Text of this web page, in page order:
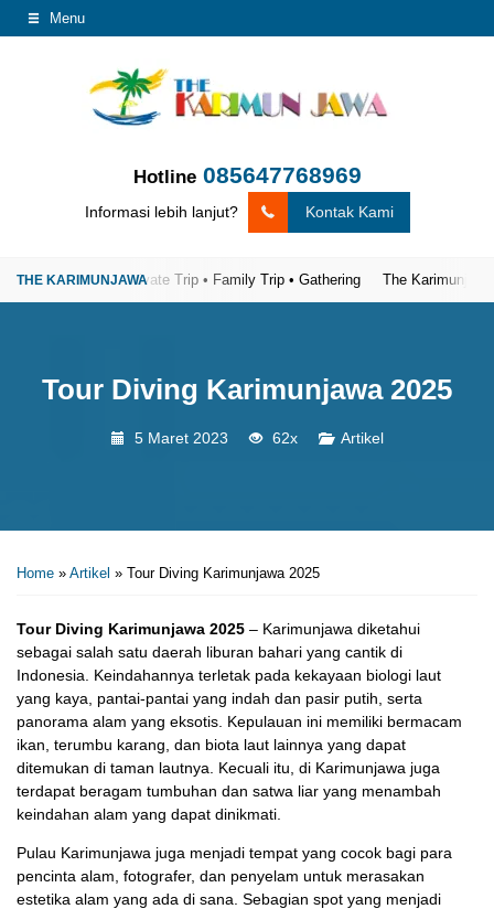
Menu
Hotline 085647768969
Informasi lebih lanjut? Kontak Kami
Open Trip • Private Trip • Family Trip • Gathering The Karimunjawa Tour
Tour Diving Karimunjawa 2025
5 Maret 2023 62x Artikel
Home » Artikel » Tour Diving Karimunjawa 2025
Tour Diving Karimunjawa 2025 – Karimunjawa diketahui
sebagai salah satu daerah liburan bahari yang cantik di
Indonesia. Keindahannya terletak pada kekayaan biologi laut
yang kaya, pantai-pantai yang indah dan pasir putih, serta
panorama alam yang eksotis. Kepulauan ini memiliki bermacam
ikan, terumbu karang, dan biota laut lainnya yang dapat
ditemukan di taman lautnya. Kecuali itu, di Karimunjawa juga
terdapat beragam tumbuhan dan satwa liar yang menambah
keindahan alam yang dapat dinikmati.
Pulau Karimunjawa juga menjadi tempat yang cocok bagi para
pencinta alam, fotografer, dan penyelam untuk merasakan
estetika alam yang ada di sana. Sebagian spot yang menjadi